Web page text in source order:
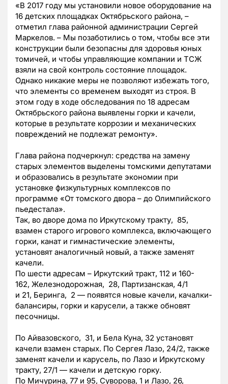
«В 2017 году мы установили новое оборудование на
16 детских площадках Октябрьского района, –
отметил глава районной администрации Сергей
Маркелов. – Мы позаботились о том, чтобы все эти
конструкции были безопасны для здоровья юных
томичей, и чтобы управляющие компании и ТСЖ
взяли на свой контроль состояние площадок.
Однако никакие меры не позволяют избежать того,
что элементы со временем выходят из строя. В
этом году в ходе обследования по 18 адресам
Октябрьского района выявлены горки и качели,
которые в результате коррозии и механических
повреждений не подлежат ремонту».
Глава района подчеркнул: средства на замену
старых элементов выделены томскими депутатами
и образовались в результате экономии при
установке физкультурных комплексов по
программе «От томского двора – до Олимпийского
пьедестала».
Так, во дворе дома по Иркутскому тракту, 85,
взамен старого игрового комплекса, включающего
горки, канат и гимнастические элементы,
установят аналогичный новый, а также заменят
качели.
По шести адресам – Иркутский тракт, 112 и 160-
162, Железнодорожная, 28, Партизанская, 4/1
и 21, Беринга, 2 — появятся новые качели, качалки-
балансиры, горки и карусели, а также обновят
песочницы.
По Айвазовского, 31, и Бела Куна, 32 установят
качели взамен старых. По Сергея Лазо, 24/2, также
заменят качели и карусель, по Лазо и Иркутскому
тракту, 27/1 — качели и детскую горку.
По Мичурина, 77 и 95, Суворова, 1 и Лазо, 26,